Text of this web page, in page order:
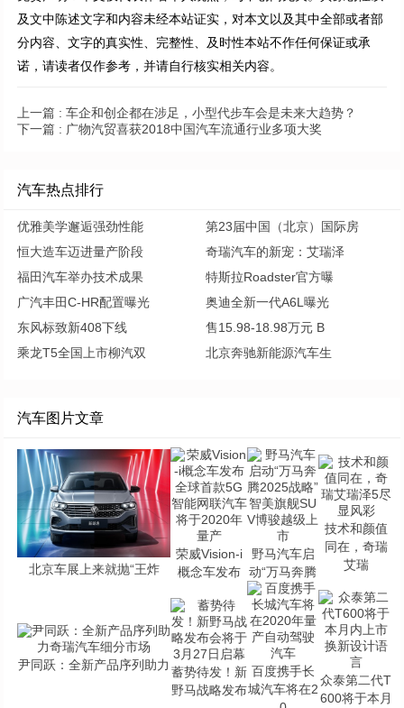
及文中陈述文字和内容未经本站证实，对本文以及其中全部或者部
分内容、文字的真实性、完整性、及时性本站不作任何保证或承
诺，请读者仅作参考，并请自行核实相关内容。
上一篇 : 车企和创企都在涉足，小型代步车会是未来大趋势？
下一篇 : 广物汽贸喜获2018中国汽车流通行业多项大奖
汽车热点排行
优雅美学邂逅强劲性能
第23届中国（北京）国际房
恒大造车迈进量产阶段
奇瑞汽车的新宠：艾瑞泽
福田汽车举办技术成果
特斯拉Roadster官方曝
广汽丰田C-HR配置曝光
奥迪全新一代A6L曝光
东风标致新408下线
售15.98-18.98万元 B
乘龙T5全国上市柳汽双
北京奔驰新能源汽车生
汽车图片文章
北京车展上来就抛“王炸
荣威Vision-i
概念车发布
野马汽车启
动“万马奔腾
技术和颜值
同在，奇瑞
艾瑞
尹同跃：全新产品序列助力 蓄势待发！新
野马战略发布
百度携手长
城汽车将在2
众泰第二代T
600将于本月